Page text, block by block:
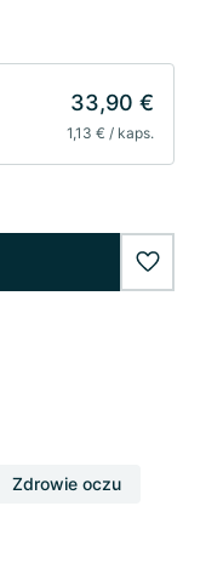
33,90 €
1,13 € / kaps.
Zdrowie oczu